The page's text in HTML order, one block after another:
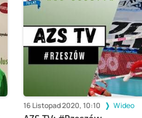
16 Listopad 2020, 10:10 Wideo